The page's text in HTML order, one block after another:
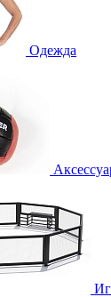
Одежда